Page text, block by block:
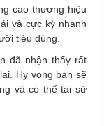
cáo thương hiệu
và cực kỳ nhanh
tiêu dùng.
đã nhận thấy rất
Hy vọng bạn sẽ
và có thể tái sử